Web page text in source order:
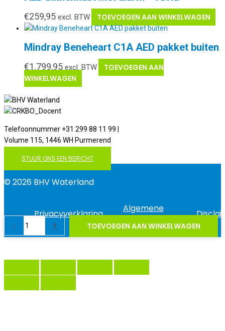
€259,95 excl. BTW TOEVOEGEN AAN WINKELWAGEN
Mindray Beneheart C1A AED pakket buiten
€1.799,95 excl. BTW
TOEVOEGEN AAN
WINKELWAGEN
Telefoonnummer +31 299 88 11 99 |
Volume 115, 1446 WH Purmerend
STUUR ONS EEN BERICHT
© 2026 BHV Waterland
Privacyverklaring
Algemene
-
Beneheart
binnen
+ TOEVOEGEN AAN WINKELWAGEN